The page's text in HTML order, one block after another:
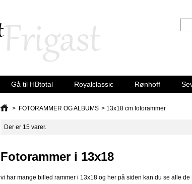
Gå til HBtotal Royalclassic Rønhoff
> FOTORAMMER OG ALBUMS > 13x18 cm fotorammer
Der er 15 varer.
Fotorammer i 13x18
vi har mange billed rammer i 13x18 og her på siden kan du se alle